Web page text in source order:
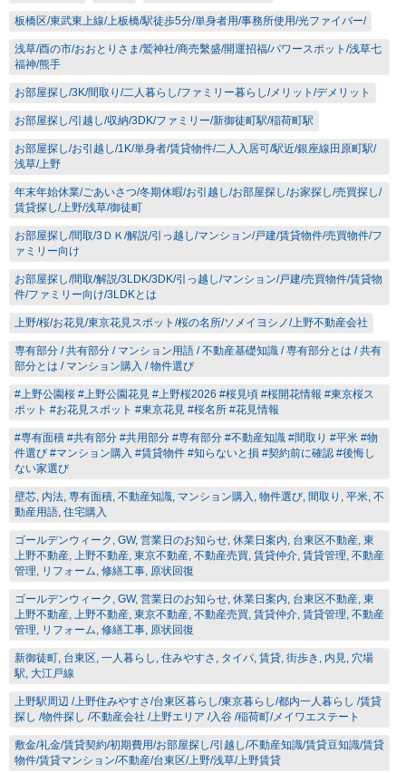
板橋区/東武東上線/上板橋/駅徒歩5分/単身者用/事務所使用/光ファイバー/
浅草/酉の市/おおとりさま/鷲神社/商売繫盛/開運招福/パワースポット/浅草七
福神/熊手
お部屋探し/3K/間取り/二人暮らし/ファミリー暮らし/メリット/デメリット
お部屋探し/引越し/収納/3DK/ファミリー/新御徒町駅/稲荷町駅
お部屋探し/お引越し/1K/単身者/賃貸物件/二人入居可/駅近/銀座線田原町駅/
浅草/上野
年末年始休業/ごあいさつ/冬期休暇/お引越し/お部屋探し/お家探し/売買探し/
賃貸探し/上野/浅草/御徒町
お部屋探し/間取/3ＤＫ/解説/引っ越し/マンション/戸建/賃貸物件/売買物件/フ
ァミリー向け
お部屋探し/間取/解説/3LDK/3DK/引っ越し/マンション/戸建/売買物件/賃貸物
件/ファミリー向け/3LDKとは
上野/桜/お花見/東京花見スポット/桜の名所/ソメイヨシノ/上野不動産会社
専有部分 / 共有部分 / マンション用語 / 不動産基礎知識 / 専有部分とは / 共有
部分とは / マンション購入 / 物件選び
#上野公園桜 #上野公園花見 #上野桜2026 #桜見頃 #桜開花情報 #東京桜ス
ポット #お花見スポット #東京花見 #桜名所 #花見情報
#専有面積 #共有部分 #共用部分 #専有部分 #不動産知識 #間取り #平米 #物
件選び #マンション購入 #賃貸物件 #知らないと損 #契約前に確認 #後悔し
ない家選び
壁芯, 内法, 専有面積, 不動産知識, マンション購入, 物件選び, 間取り, 平米, 不
動産用語, 住宅購入
ゴールデンウィーク, GW, 営業日のお知らせ, 休業日案内, 台東区不動産, 東
上野不動産, 上野不動産, 東京不動産, 不動産売買, 賃貸仲介, 賃貸管理, 不動産
管理, リフォーム, 修繕工事, 原状回復
ゴールデンウィーク, GW, 営業日のお知らせ, 休業日案内, 台東区不動産, 東
上野不動産, 上野不動産, 東京不動産, 不動産売買, 賃貸仲介, 賃貸管理, 不動産
管理, リフォーム, 修繕工事, 原状回復
新御徒町, 台東区, 一人暮らし, 住みやすさ, タイパ, 賃貸, 街歩き, 内見, 穴場
駅, 大江戸線
上野駅周辺 /上野住みやすさ/台東区暮らし/東京暮らし/都内一人暮らし /賃貸
探し /物件探し /不動産会社 /上野エリア /入谷 /稲荷町/メイワエステート
敷金/礼金/賃貸契約/初期費用/お部屋探し/引越し/不動産知識/賃貸豆知識/賃貸
物件/賃貸マンション/不動産/台東区/上野/浅草/上野賃貸